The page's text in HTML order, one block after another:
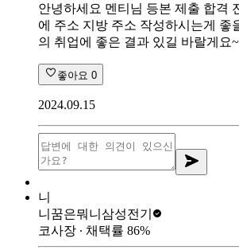
안녕하세요 멘티님 등본 제출 합격
에 주소 지방 주소 작성하시는게 좋
의 취업에 좋은 결과 있길 바랄게요~
좋아요 0
2024.09.15
니
니꿈은뭐니 삼성전기
코사장 ∙ 채택률 86%